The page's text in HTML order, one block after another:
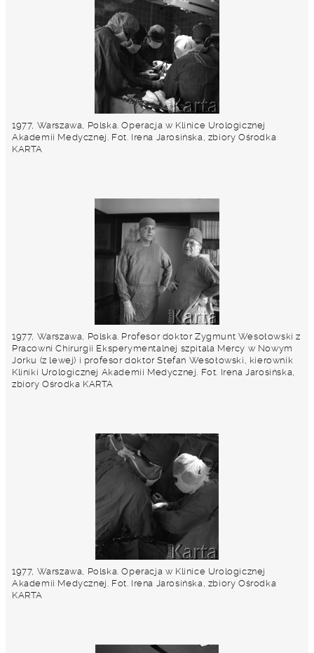
1977, Warszawa, Polska. Operacja w Klinice Urologicznej
Akademii Medycznej. Fot. Irena Jarosińska, zbiory Ośrodka
KARTA
1977, Warszawa, Polska. Profesor doktor Zygmunt Wesołowski z
Pracowni Chirurgii Eksperymentalnej szpitala Mercy w Nowym
Jorku (z lewej) i profesor doktor Stefan Wesołowski, kierownik
Kliniki Urologicznej Akademii Medycznej. Fot. Irena Jarosińska,
zbiory Ośrodka KARTA
1977, Warszawa, Polska. Operacja w Klinice Urologicznej
Akademii Medycznej. Fot. Irena Jarosińska, zbiory Ośrodka
KARTA